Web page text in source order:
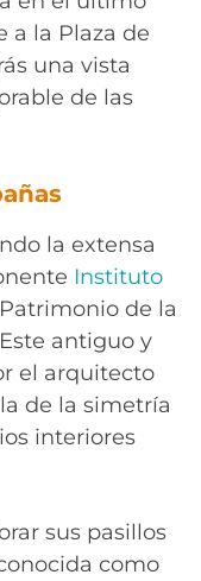
a la Plaza de
una vista
de las
la extensa
Instituto
de la
antiguo y
el arquitecto
de la simetría
interiores
sus pasillos
como